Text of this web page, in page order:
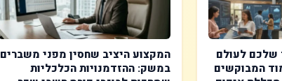
שלכם לעולם
המבוקשים
המקצוע היציב שחסין מפני משברים
במשק: ההזדמנויות הכלכליות